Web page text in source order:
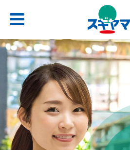
HOME
店舗検索
サービス一覧 トップ
会社情報 トップ
求人情報 トップ
よくあるご質問 トップ
お問い合わせ